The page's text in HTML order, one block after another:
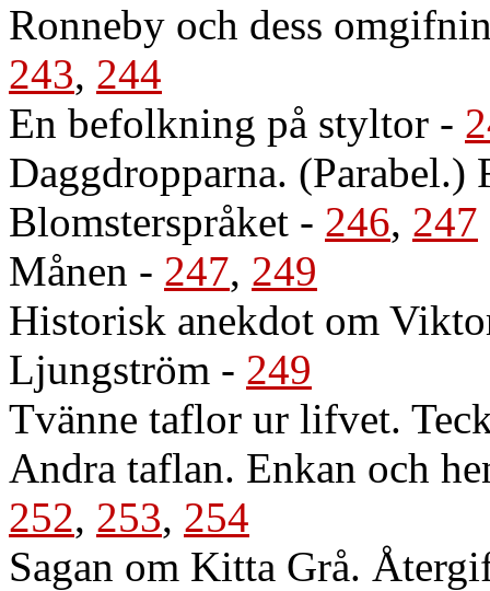
Ronneby och dess
243, 244
En befolkning på styltor -
Daggdropparna. (Parabel.)
Blomsterspråket - 246, 247
Månen - 247, 249
Historisk anekdot om
Ljungström - 249
Tvänne taflor ur lifvet.
Andra taflan. Enkan och
252, 253, 254
Sagan om Kitta Grå.